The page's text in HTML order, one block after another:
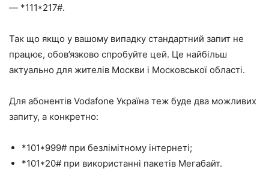
— *111*217#.
Так що якщо у вашому випадку стандартний запит не
працює, обов’язково спробуйте цей. Це найбільш
актуально для жителів Москви і Московської області.
Для абонентів Vodafone Україна теж буде два можливих
запиту, а конкретно:
*101*999# при безлімітному інтернеті;
*101*20# при використанні пакетів Мегабайт.